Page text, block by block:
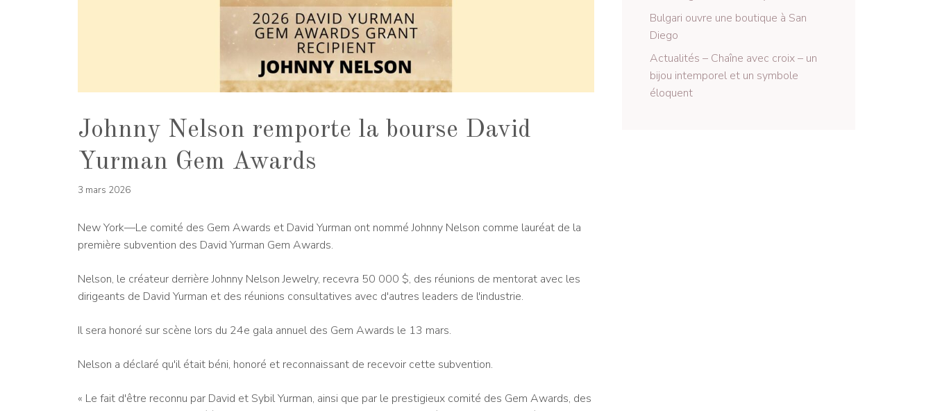
Johnny Nelson remporte la bourse David
Yurman Gem Awards
3 mars 2026
New York—Le comité des Gem Awards et David Yurman ont nommé Johnny Nelson comme lauréat de la
première subvention des David Yurman Gem Awards.
Nelson, le créateur derrière Johnny Nelson Jewelry, recevra 50 000 $, des réunions de mentorat avec les
dirigeants de David Yurman et des réunions consultatives avec d'autres leaders de l'industrie.
Il sera honoré sur scène lors du 24e gala annuel des Gem Awards le 13 mars.
Nelson a déclaré qu'il était béni, honoré et reconnaissant de recevoir cette subvention.
« Le fait d'être reconnu par David et Sybil Yurman, ainsi que par le prestigieux comité des Gem Awards, des
Bulgari ouvre une boutique à San
Diego
Actualités – Chaîne avec croix – un
bijou intemporel et un symbole
éloquent